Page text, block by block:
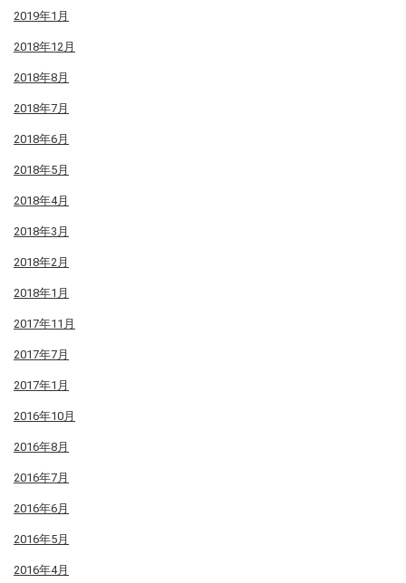
2019年1月
2018年12月
2018年8月
2018年7月
2018年6月
2018年5月
2018年4月
2018年3月
2018年2月
2018年1月
2017年11月
2017年7月
2017年1月
2016年10月
2016年8月
2016年7月
2016年6月
2016年5月
2016年4月